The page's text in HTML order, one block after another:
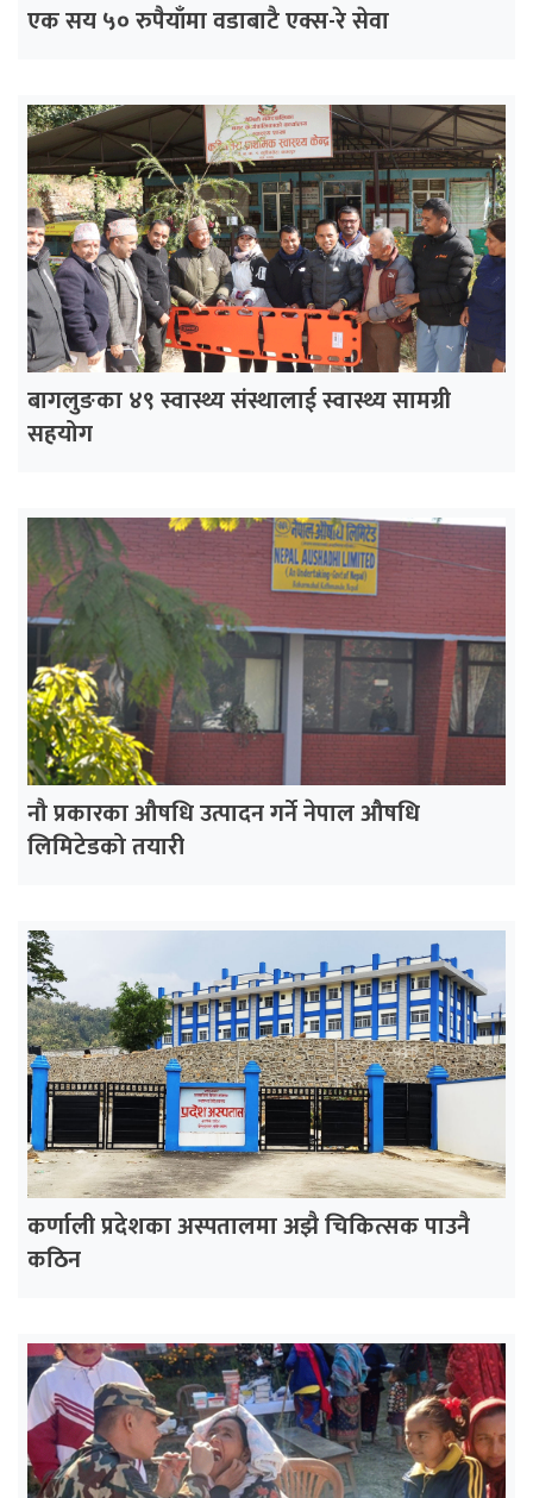
एक सय ५० रुपैयाँमा वडाबाटै एक्स-रे सेवा
बागलुङका ४९ स्वास्थ्य संस्थालाई स्वास्थ्य सामग्री
सहयोग
नौ प्रकारका औषधि उत्पादन गर्ने नेपाल औषधि
लिमिटेडको तयारी
कर्णाली प्रदेशका अस्पतालमा अझै चिकित्सक पाउनै
कठिन